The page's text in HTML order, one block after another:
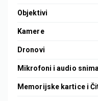
Objektivi
Kamere
Dronovi
Mikrofoni i audio
Memorijske kartice i